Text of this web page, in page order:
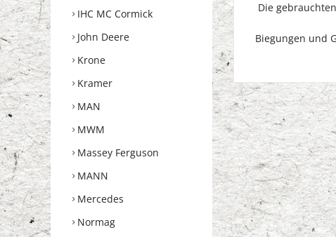
IHC MC Cormick
John Deere
Krone
Kramer
MAN
MWM
Massey Ferguson
MANN
Mercedes
Normag
Die
Biegungen und